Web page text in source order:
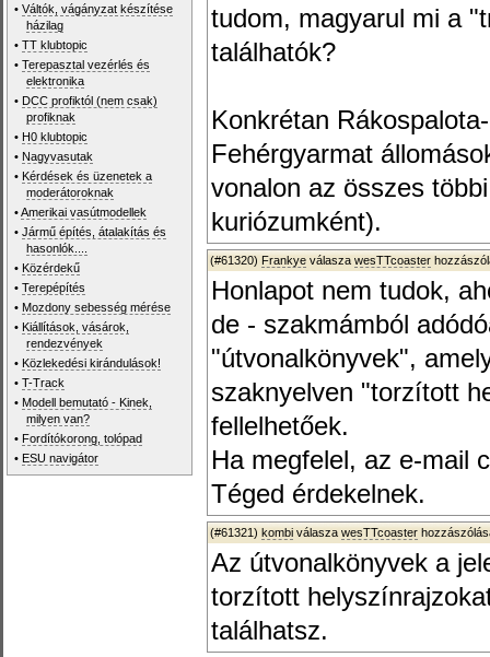
•Váltók, vágányzat készítése
házilag
•TT klubtopic
•Terepasztal vezérlés és
elektronika
• DCC profiktól (nem csak)
profiknak
• H0 klubtopic
• Nagyvasutak
• Kérdések és üzenetek a
moderátoroknak
•Amerikai vasútmodellek
•Jármű építés, átalakítás és
hasonlók....
• Közérdekű
•Terepépítés
• Mozdony sebesség mérése
• Kiállítások, vásárok,
rendezvények
• Közlekedési kirándulások!
•T-Track
• Modell bemutató - Kinek,
milyen van?
• Fordítókorong, tolópad
• ESU navigátor
tudom, magyarul mi a
találhatók?
Konkrétan
Fehérgyarmat
vonalon az összes
kuriózumként).
(#61320) Frankye válasza wesTTcoaster
Honlapot nem tudok,
de - szakmámból
"útvonalkönyvek",
szaknyelven "torzított
fellelhetőek.
Ha megfelel, az e-mail
Téged érdekelnek.
(#61321) kombi válasza wesTTcoaster
Az útvonalkönyvek a
torzított
találhatsz.